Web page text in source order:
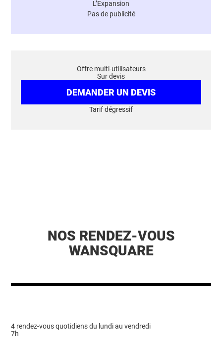
L’Expansion
Pas de publicité
Offre multi-utilisateurs
Sur devis
DEMANDER UN DEVIS
Tarif dégressif
NOS RENDEZ-VOUS
WANSQUARE
4 rendez-vous quotidiens du lundi au vendredi
7h